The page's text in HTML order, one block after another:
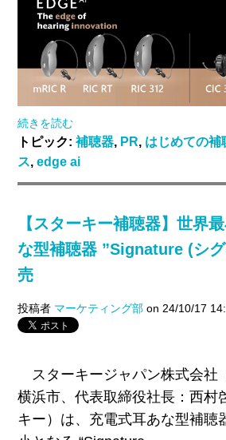
続きを読む
トピック: 補聴器, PR, はじめての補
ス, edge ai
【スターキー補聴器】世界
な型補聴器 ”Signature (シ
売
投稿者 マーケティング部on 24/10/17
スターキージャパン株式会社
横浜市、代表取締役社長：西村
キー）は、 充電式耳あな型補聴